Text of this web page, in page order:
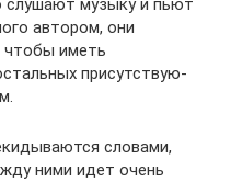
музыку и пьют
автором, они
чтобы иметь
присутствую­
словами,
ними идет очень